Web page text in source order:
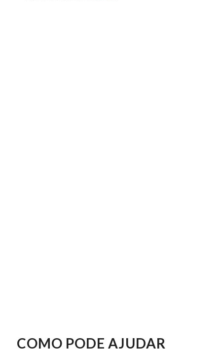
COMO PODE AJUDAR